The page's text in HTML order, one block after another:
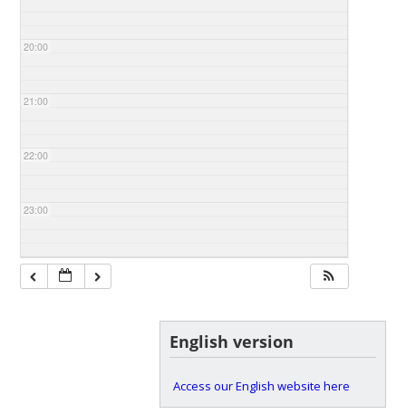
20:00
21:00
22:00
23:00
English version
Access our English website here